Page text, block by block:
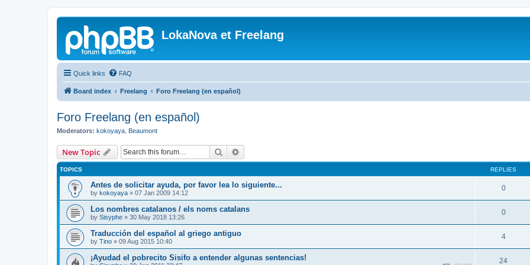
LokaNova et Freelang
Quick links FAQ
Board index Freelang Foro Freelang (en español)
Foro Freelang (en español)
Moderators: kokoyaya Beaumont
New Topic Search
TOPICS REPLIES
Antes de solicitar ayuda, por favor lea lo siguiente...
by kokoyaya » 07 Jan 2009 14:12
0
Los nombres catalanos / els noms catalans
by Sisyphe » 30 May 2018 13:26
0
Traducción del español al griego antiguo
by Tino » 09 Aug 2015 10:40
4
¡Ayudad el pobrecito Sisifo a entender algunas sentencias! 24